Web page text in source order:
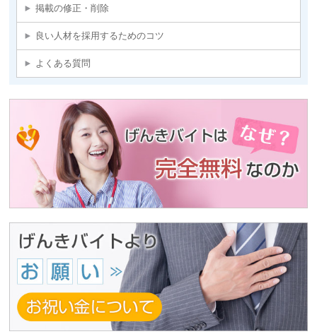
掲載の修正・削除
良い人材を採用するためのコツ
よくある質問